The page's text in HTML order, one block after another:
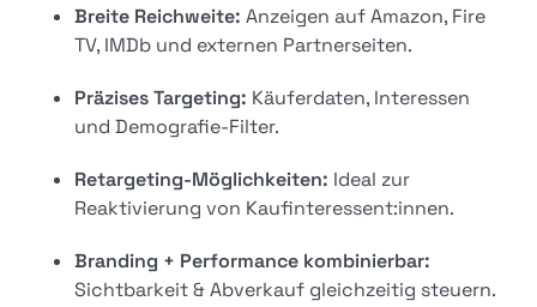
Breite Reichweite: Anzeigen auf Amazon, Fire
TV, IMDb und externen Partnerseiten.
Präzises Targeting: Käuferdaten, Interessen
und Demografie-Filter.
Retargeting-Möglichkeiten: Ideal zur
Reaktivierung von Kaufinteressent:innen.
Branding + Performance kombinierbar:
Sichtbarkeit & Abverkauf gleichzeitig steuern.